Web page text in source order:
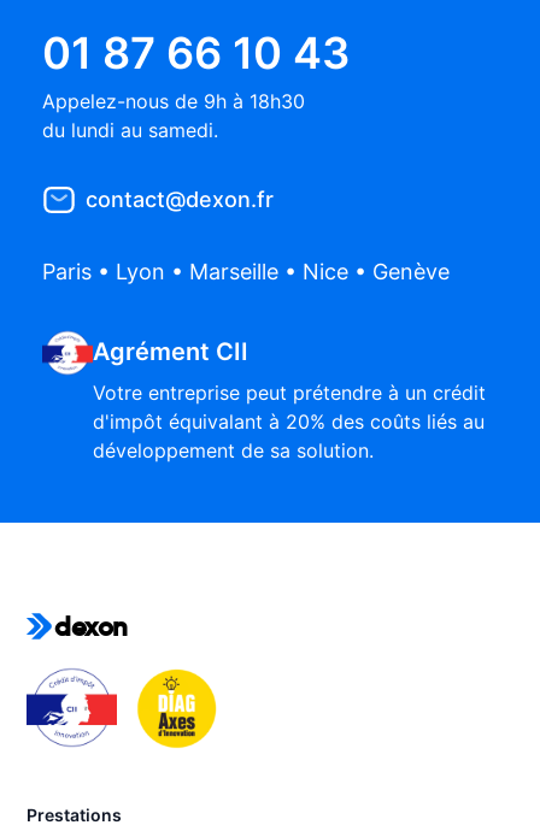
01 87 66 10 43
Appelez-nous de 9h à 18h30
du lundi au samedi.
contact@dexon.fr
Paris • Lyon • Marseille • Nice • Genève
Agrément CII
Votre entreprise peut prétendre à un crédit
d'impôt équivalant à 20% des coûts liés au
développement de sa solution.
dexon
Prestations